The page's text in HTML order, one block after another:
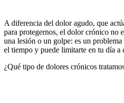
A diferencia del dolor agudo, que
para protegernos, el dolor crónico no
una lesión o un golpe: es un
el tiempo y puede limitarte en tu día a
¿Qué tipo de dolores crónicos